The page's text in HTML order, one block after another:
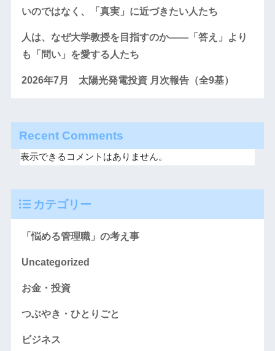
いのではなく、「真実」に近づきたい人たち
人は、なぜ大学教授を目指すのか――「答え」より
も「問い」を愛する人たち
2026年7月 太陽光発電投資 月次報告（全9基）
Recent Comments
表示できるコメントはありません。
カテゴリー
「悩める管理職」の考え事
Uncategorized
お金・投資
つぶやき・ひとりごと
ビジネス